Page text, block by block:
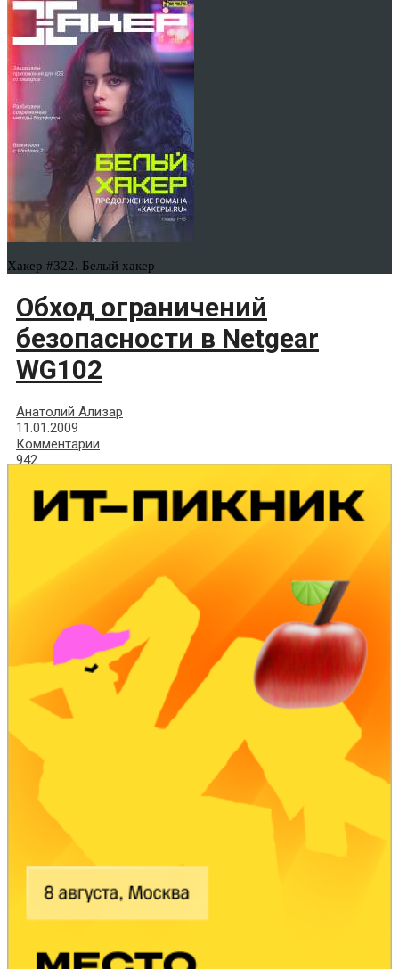
Хакер #322. Белый хакер
Обход ограничений
безопасности в Netgear
WG102
Анатолий Ализар
11.01.2009
Комментарии
942